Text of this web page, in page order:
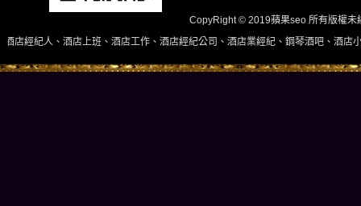
CopyRight © 2019蘋果seo 所有版權未
班、酒店工作、酒店經紀公司、酒店業經紀、鋼琴酒吧、酒店小姐、酒店兼